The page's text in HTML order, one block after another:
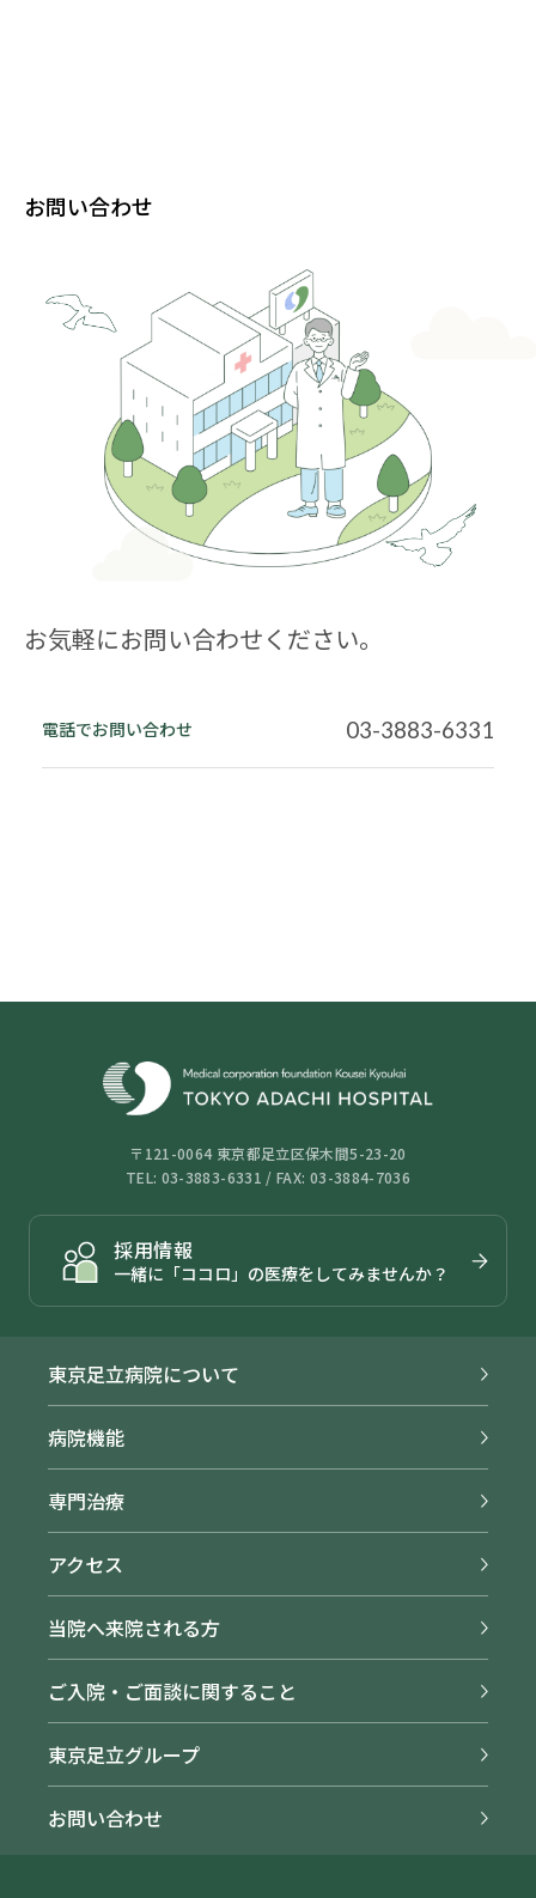
お問い合わせ
お気軽にお問い合わせください。
電話でお問い合わせ 03-3883-6331
〒121-0064 東京都足立区保木間5-23-20
TEL: 03-3883-6331 / FAX: 03-3884-7036
採用情報
一緒に「ココロ」の医療をしてみませんか？
東京足立病院について
病院機能
専門治療
アクセス
当院へ来院される方
ご入院・ご面談に関すること
東京足立グループ
お問い合わせ